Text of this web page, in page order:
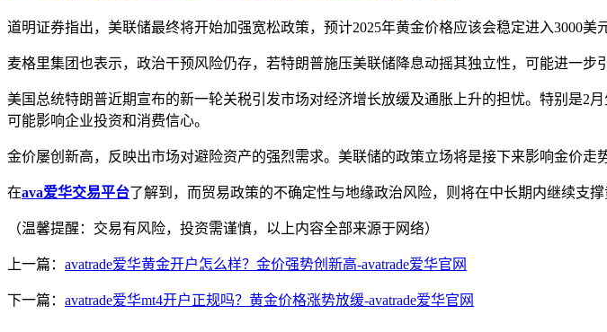
道明证券指出，美联储最终将开始加强宽松政策，预计2025年黄金价格应该会稳定进入3000美
麦格里集团也表示，政治干预风险仍存，若特朗普施压美联储降息动摇其独立性，可能进一步
美国总统特朗普近期宣布的新一轮关税引发市场对经济增长放缓及通胀上升的担忧。特别是2
可能影响企业投资和消费信心。
金价屡创新高，反映出市场对避险资产的强烈需求。美联储的政策立场将是接下来影响金价走
在ava爱华交易平台了解到，而贸易政策的不确定性与地缘政治风险，则将在中长期内继续支
（温馨提醒：交易有风险，投资需谨慎，以上内容全部来源于网络）
上一篇： avatrade爱华黄金开户怎么样？金价强势创新高-avatrade爱华官网
下一篇： avatrade爱华mt4开户正规吗？黄金价格涨势放缓-avatrade爱华官网